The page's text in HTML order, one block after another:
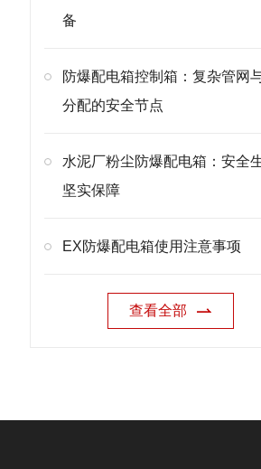
备
防爆配电箱控制箱：复杂管网
分配的安全节点
水泥厂粉尘防爆配电箱：安全
坚实保障
EX防爆配电箱使用注意事项
查看全部